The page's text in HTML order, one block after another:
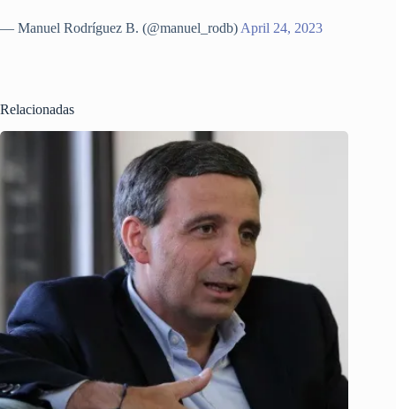
— Manuel Rodríguez B. (@manuel_rodb) April 24, 2023
Relacionadas